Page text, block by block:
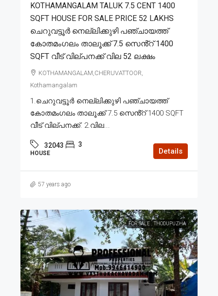
KOTHAMANGALAM TALUK 7.5 CENT 1400
SQFT HOUSE FOR SALE PRICE 52 LAKHS
ചെറുവട്ടൂർ നെല്ലിക്കുഴി പഞ്ചായത്ത്
കോതമംഗലം താലൂക്ക് 7.5 സെൻ്റ് 1400
SQFT വീട് വില്പനക്ക് വില 52 ലക്ഷം
KOTHAMANGALAM,CHERUVATTOOR,
Kothamangalam
1.ചെറുവട്ടൂർ നെല്ലിക്കുഴി പഞ്ചായത്ത്
കോതമംഗലം താലൂക്ക് 7.5 സെൻ്റ് 1400 SQFT
വീട് വില്പനക്ക്. 2.വില...
32043 3
HOUSE Details
57 years ago
FOR SALE THODUPUZHA